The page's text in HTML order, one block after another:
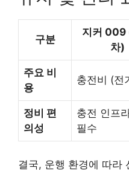
구분
지커 009
차)
주요 비
용
충전비 (전
정비 편
의성
충전 인프
필수
결국, 운행 환경에 따라